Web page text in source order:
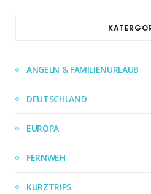
ANGELN & FAMILIENURLAUB
DEUTSCHLAND
EUROPA
FERNWEH
KURZTRIPS